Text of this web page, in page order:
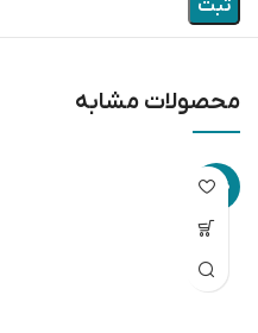
محصولات مشابه
-16%